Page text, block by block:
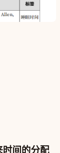
时间的分配